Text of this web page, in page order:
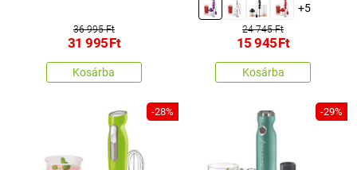
36 995 Ft
31 995Ft
Kosárba
+5
24 745 Ft
15 945Ft
Kosárba
-28% -29%